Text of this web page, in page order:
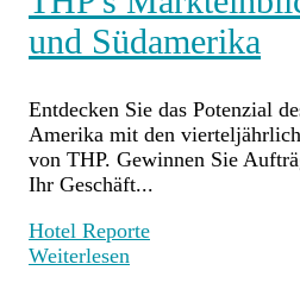
und Südamerika
Entdecken Sie das Potenzial
Amerika mit den
von THP. Gewinnen Sie
Ihr Geschäft...
Hotel Reporte
Weiterlesen